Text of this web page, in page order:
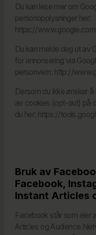
Du kan lese mer om
personopplysninger her:
https://
Du kan melde deg ut av
for annonsering via
personvern: http://
Dersom du ikke ønsker
av cookies (opt-out) på
du her: https://
Bruk av
Facebook,
Instant Articles
Facebook står som eier
Articles og Audience